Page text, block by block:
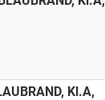
Kl.A,